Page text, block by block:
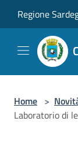
Regione
Home >
Laboratorio di